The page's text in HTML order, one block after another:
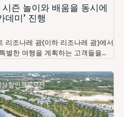
즌 놀이와 배움을 동시에
데미’ 진행
리조나레 괌(이하 리조나레 괌)에서
별한 여행을 계획하는 고객들을...